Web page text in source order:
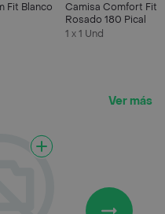
Fit Blanco
Camisa Comfort Fit
Rosado 180 Pical
1 x 1 Und
Ver más